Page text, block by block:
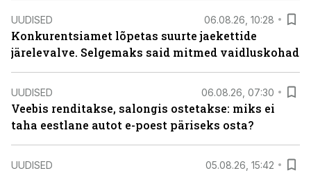
UUDISED 06.08.26, 10:28
Konkurentsiamet lõpetas suurte jaekettide
järelevalve. Selgemaks said mitmed vaidluskohad
UUDISED 06.08.26, 07:30
Veebis renditakse, salongis ostetakse: miks ei
taha eestlane autot e-poest päriseks osta?
UUDISED 05.08.26, 15:42